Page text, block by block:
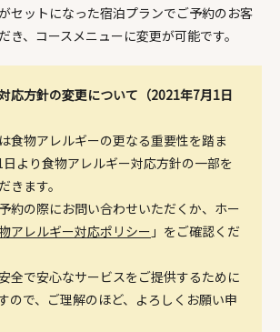
セットになった宿泊プランでご予約のお客
き、コースメニューに変更が可能です。
応方針の変更について（2021年7月1日
食物アレルギーの更なる重要性を踏ま
より食物アレルギー対応方針の一部を
きます。
約の際にお問い合わせいただくか、ホー
アレルギー対応ポリシー 」をご確認くだ
全で安心なサービスをご提供するために
ので、ご理解のほど、よろしくお願い申